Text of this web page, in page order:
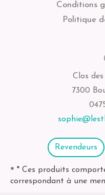
Conditions
Politique
Clos des
7300
Revendeurs
* * Ces produits
correspondant à une